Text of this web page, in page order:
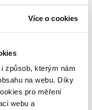
Více o cookies
způsob, kterým nám
na webu. Díky
pro měření
webu a